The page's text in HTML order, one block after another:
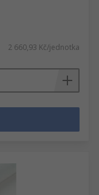
2 660,93 Kč/jednotka